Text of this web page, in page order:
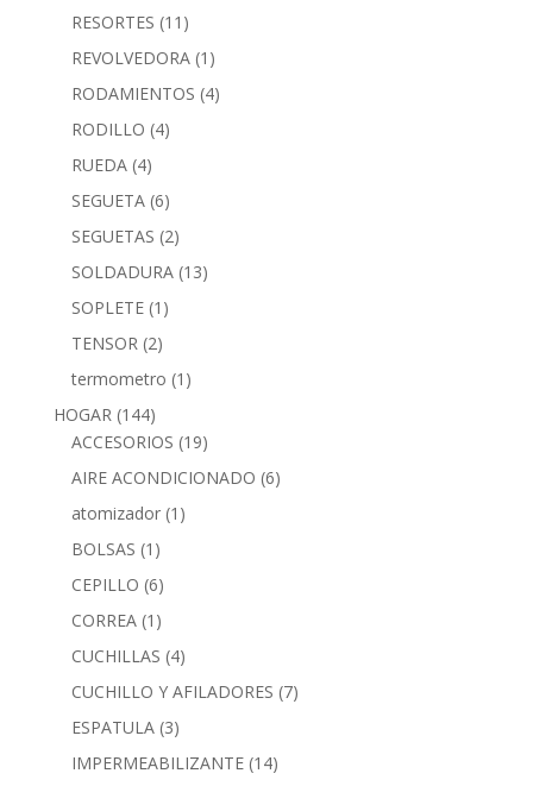
RESORTES (11)
REVOLVEDORA (1)
RODAMIENTOS (4)
RODILLO (4)
RUEDA (4)
SEGUETA (6)
SEGUETAS (2)
SOLDADURA (13)
SOPLETE (1)
TENSOR (2)
termometro (1)
HOGAR (144)
ACCESORIOS (19)
AIRE ACONDICIONADO (6)
atomizador (1)
BOLSAS (1)
CEPILLO (6)
CORREA (1)
CUCHILLAS (4)
CUCHILLO Y AFILADORES (7)
ESPATULA (3)
IMPERMEABILIZANTE (14)